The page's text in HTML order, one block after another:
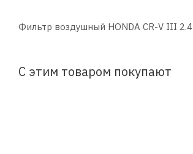
Фильтр воздушный HONDA CR-V III 2.4
С этим товаром покупают